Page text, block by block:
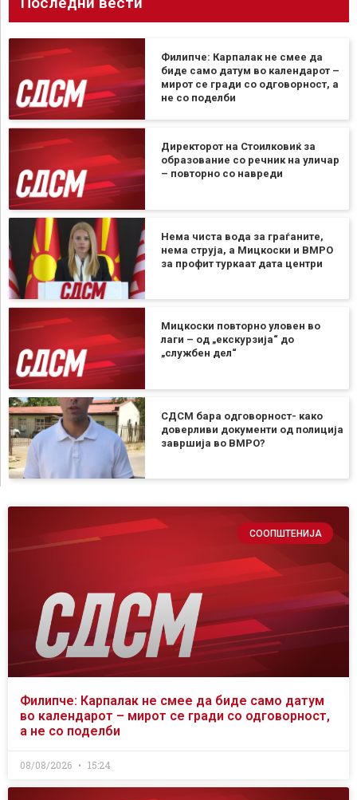
Филипче: Карпалак не смее да
биде само датум во календарот –
мирот се гради со одговорност, а
не со поделби
Директорот на Стоилковиќ за
образование со речник на уличар
– повторно со навреди
Нема чиста вода за граѓаните,
нема струја, а Мицкоски и ВМРО
за профит туркаат дата центри
Мицкоски повторно уловен во
лаги – од „екскурзија“ до
„службен дел“
СДСМ бара одговорност- како
доверливи документи од полиција
завршија во ВМРО?
СООПШТЕНИЈА
Филипче: Карпалак не смее да биде само датум
во календарот – мирот се гради со одговорност,
а не со поделби
08/08/2026 15:24